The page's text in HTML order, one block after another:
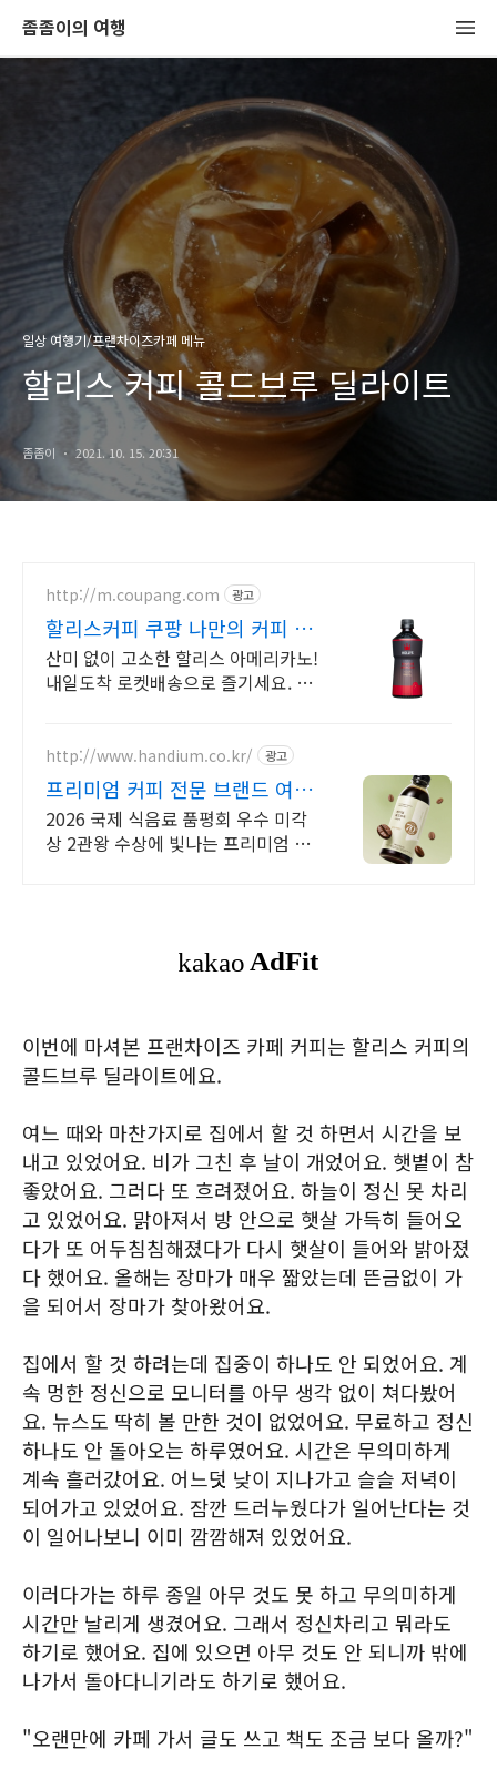
좀좀이의 여행
일상 여행기/프랜차이즈카페 메뉴
할리스 커피 콜드브루 딜라이트
좀좀이 2021. 10. 15. 20:31
http://m.coupang.com 광고
할리스커피 쿠팡 나만의 커피 타
임
산미 없이 고소한 할리스 아메리카노!
내일도착 로켓배송으로 즐기세요. 바
http://www.handium.co.kr/ 광고
프리미엄 커피 전문 브랜드 여름
대축제
2026 국제 식음료 품평회 우수 미각
상 2관왕 수상에 빛나는 프리미엄 원
이번에 마셔본 프랜차이즈 카페 커피는 할리스 커피의
콜드브루 딜라이트에요.
여느 때와 마찬가지로 집에서 할 것 하면서 시간을 보
내고 있었어요. 비가 그친 후 날이 개었어요. 햇볕이 참
좋았어요. 그러다 또 흐려졌어요. 하늘이 정신 못 차리
고 있었어요. 맑아져서 방 안으로 햇살 가득히 들어오
다가 또 어두침침해졌다가 다시 햇살이 들어와 밝아졌
다 했어요. 올해는 장마가 매우 짧았는데 뜬금없이 가
을 되어서 장마가 찾아왔어요.
집에서 할 것 하려는데 집중이 하나도 안 되었어요. 계
속 멍한 정신으로 모니터를 아무 생각 없이 쳐다봤어
요. 뉴스도 딱히 볼 만한 것이 없었어요. 무료하고 정신
하나도 안 돌아오는 하루였어요. 시간은 무의미하게
계속 흘러갔어요. 어느덧 낮이 지나가고 슬슬 저녁이
되어가고 있었어요. 잠깐 드러누웠다가 일어난다는 것
이 일어나보니 이미 깜깜해져 있었어요.
이러다가는 하루 종일 아무 것도 못 하고 무의미하게
시간만 날리게 생겼어요. 그래서 정신차리고 뭐라도
하기로 했어요. 집에 있으면 아무 것도 안 되니까 밖에
나가서 돌아다니기라도 하기로 했어요.
"오랜만에 카페 가서 글도 쓰고 책도 조금 보다 올까?"